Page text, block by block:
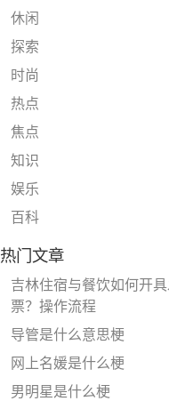
休闲
探索
时尚
热点
焦点
知识
娱乐
百科
热门文章
吉林住宿与餐饮如何开具
票？操作流程
导管是什么意思梗
网上名媛是什么梗
男明星是什么梗